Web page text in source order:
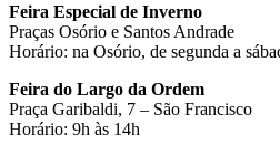
Feira Especial de Inverno
Praças Osório e Santos Andrade
Horário: na Osório, de segunda a
Feira do Largo da Ordem
Praça Garibaldi, 7 – São Francisco
Horário: 9h às 14h